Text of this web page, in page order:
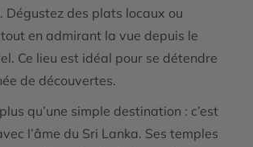
Dégustez des plats locaux ou
en admirant la vue depuis le
Ce lieu est idéal pour se détendre
de découvertes.
qu’une simple destination : c’est
l’âme du Sri Lanka. Ses temples